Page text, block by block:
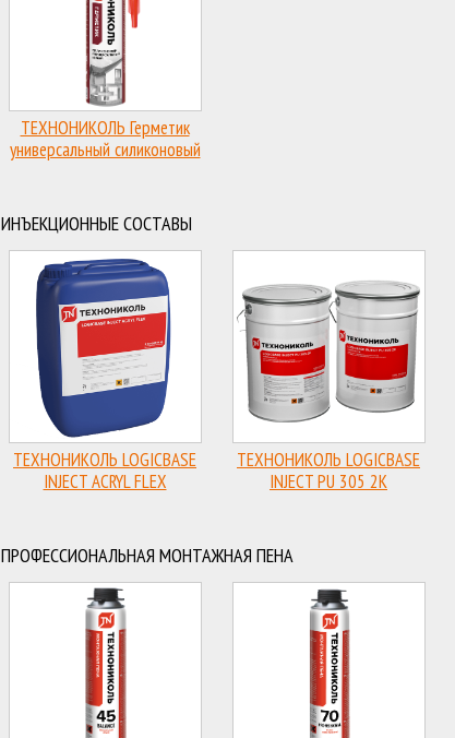
ТЕХНОНИКОЛЬ Герметик
универсальный силиконовый
ИНЪЕКЦИОННЫЕ СОСТАВЫ
ТЕХНОНИКОЛЬ LOGICBASE
INJECT ACRYL FLEX
гелей
ТЕХНОНИКОЛЬ LOGICBASE
INJECT PU 305 2K
ПРОФЕССИОНАЛЬНАЯ МОНТАЖНАЯ ПЕНА